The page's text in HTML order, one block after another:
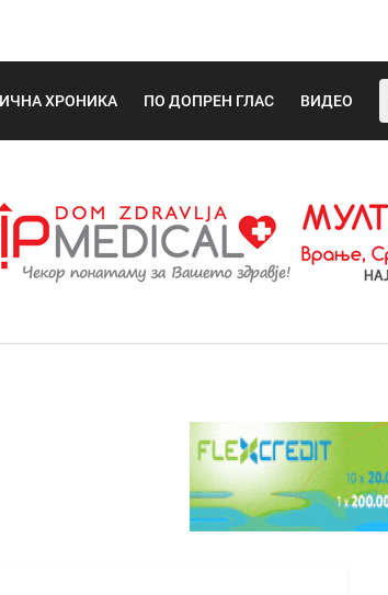
ХРОНИКА ПО ДОПРЕН ГЛАС ВИДЕО